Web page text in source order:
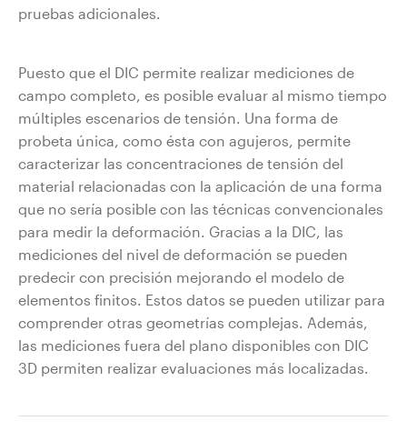
pruebas adicionales.
Puesto que el DIC permite realizar mediciones de
campo completo, es posible evaluar al mismo tiempo
múltiples escenarios de tensión. Una forma de
probeta única, como ésta con agujeros, permite
caracterizar las concentraciones de tensión del
material relacionadas con la aplicación de una forma
que no sería posible con las técnicas convencionales
para medir la deformación. Gracias a la DIC, las
mediciones del nivel de deformación se pueden
predecir con precisión mejorando el modelo de
elementos finitos. Estos datos se pueden utilizar para
comprender otras geometrías complejas. Además,
las mediciones fuera del plano disponibles con DIC
3D permiten realizar evaluaciones más localizadas.